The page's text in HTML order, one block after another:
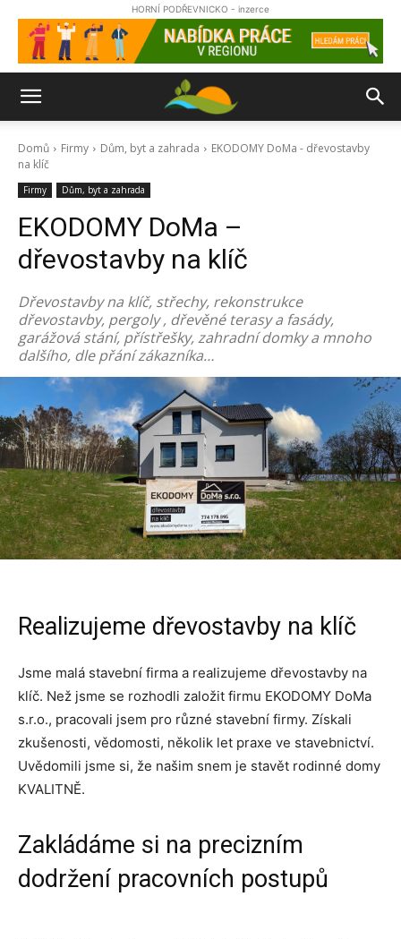
HORNÍ PODŘEVNICKO - inzerce
Domů Firmy Dům, byt a zahrada
EKODOMY DoMa - dřevostavby
na klíč
Firmy Dům, byt a zahrada
EKODOMY DoMa –
dřevostavby na klíč
Dřevostavby na klíč, střechy, rekonstrukce
dřevostavby, pergoly , dřevěné terasy a fasády,
garážová stání, přístřešky, zahradní domky a mnoho
dalšího, dle přání zákazníka…
Realizujeme dřevostavby na klíč
Jsme malá stavební firma a realizujeme dřevostavby na
klíč. Než jsme se rozhodli založit firmu EKODOMY DoMa
s.r.o., pracovali jsem pro různé stavební firmy. Získali
zkušenosti, vědomosti, několik let praxe ve stavebnictví.
Uvědomili jsme si, že našim snem je stavět rodinné domy
KVALITNĚ.
Zakládáme si na precizním
dodržení pracovních postupů